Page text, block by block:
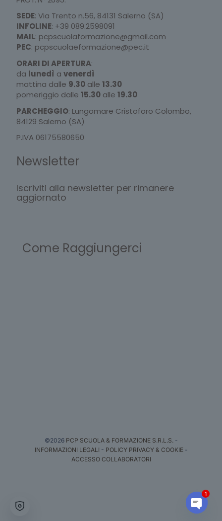
SEDE: Via Trento n.56, 84131 Salerno (SA)
INFOLINE: +39 089.2598091
MAIL: pcpscuolaformazione@gmail.com
PEC: pcpscuolaeformazione@pec.it
ORARI DI APERTURA:
da lunedì a venerdì
mattina dalle 9.30 alle 13.30
pomeriggio dalle 15.30 alle 19.30
PARCHEGGIO: Lungomare Cristoforo Colombo,
84129 Salerno (SA)
P.IVA 06175580650
Newsletter
Iscriviti alla newsletter per rimanere
aggiornato
Come Raggiungerci
©2026 PCP SCUOLA & FORMAZIONE S.R.L.S.-
INFORMAZIONI LEGALI - POLICY PRIVACY & COOKIE-
ACCESSO COLLABORATORI
1